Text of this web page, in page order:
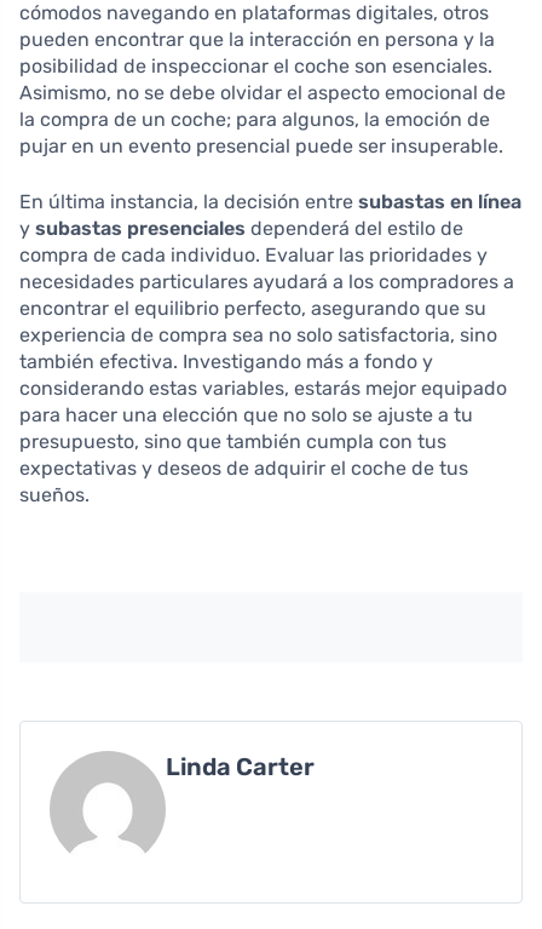
cómodos navegando en plataformas digitales, otros
pueden encontrar que la interacción en persona y la
posibilidad de inspeccionar el coche son esenciales.
Asimismo, no se debe olvidar el aspecto emocional de
la compra de un coche; para algunos, la emoción de
pujar en un evento presencial puede ser insuperable.
En última instancia, la decisión entre subastas en línea
y subastas presenciales dependerá del estilo de
compra de cada individuo. Evaluar las prioridades y
necesidades particulares ayudará a los compradores a
encontrar el equilibrio perfecto, asegurando que su
experiencia de compra sea no solo satisfactoria, sino
también efectiva. Investigando más a fondo y
considerando estas variables, estarás mejor equipado
para hacer una elección que no solo se ajuste a tu
presupuesto, sino que también cumpla con tus
expectativas y deseos de adquirir el coche de tus
sueños.
Linda Carter